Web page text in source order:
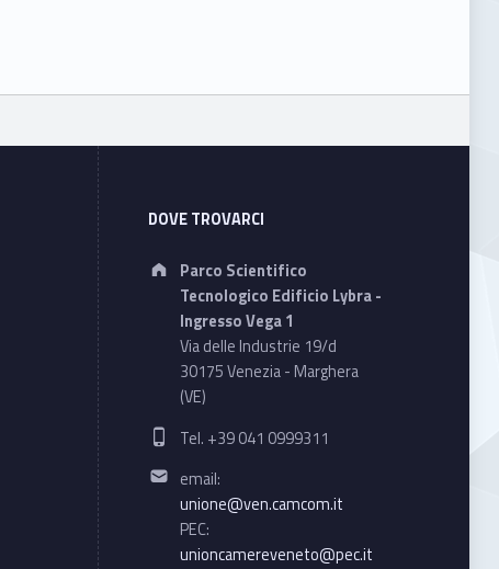
DOVE TROVARCI
Address:
Parco Scientifico
Tecnologico Edificio Lybra -
Ingresso Vega 1
Via delle Industrie 19/d
30175 Venezia - Marghera
(VE)
Phone number:
Tel. +39 041 0999311
Email address:
email:
unione@ven.camcom.it
PEC:
unioncamereveneto@pec.it